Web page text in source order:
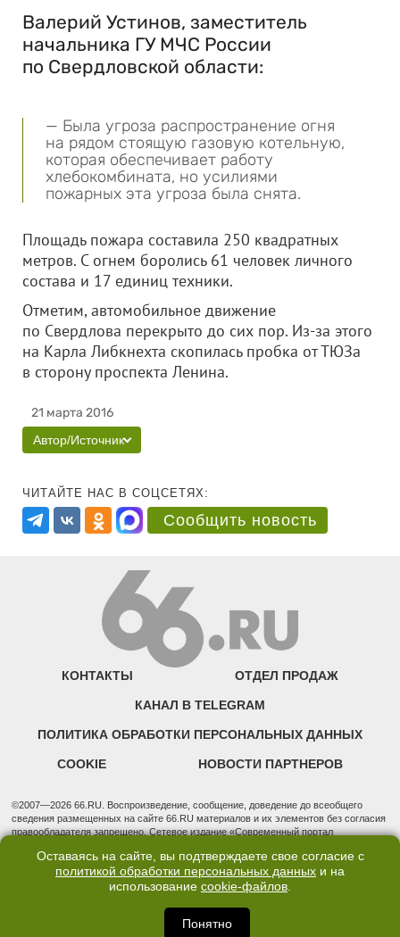
Валерий Устинов, заместитель
начальника ГУ МЧС России
по Свердловской области:
— Была угроза распространение огня
на рядом стоящую газовую котельную,
которая обеспечивает работу
хлебокомбината, но усилиями
пожарных эта угроза была снята.
Площадь пожара составила 250 квадратных
метров. С огнем боролись 61 человек личного
состава и 17 единиц техники.
Отметим, автомобильное движение
по Свердлова перекрыто до сих пор. Из-за этого
на Карла Либкнехта скопилась пробка от ТЮЗа
в сторону проспекта Ленина.
21 марта 2016
Автор/Источник
ЧИТАЙТЕ НАС В СОЦСЕТЯХ:
Сообщить новость
КОНТАКТЫ ОТДЕЛ ПРОДАЖ
КАНАЛ В TELEGRAM
ПОЛИТИКА ОБРАБОТКИ ПЕРСОНАЛЬНЫХ ДАННЫХ
COOKIE НОВОСТИ ПАРТНЕРОВ
©2007—2026 66.RU. Воспроизведение, сообщение, доведение до всеобщего
сведения размещенных на сайте 66.RU материалов и их элементов без согласия
правообладателя запрещено. Сетевое издание «Современный портал
надзору в сфере связи, информационных технологий и массовых коммуникаций
(Роскомнадзор). Регистрационный номер ЭЛ № ФС 77 - 76634 от 02.09.2019
Учредитель: Общество с ограниченной ответственностью "66.ру". Юридический
3, оф. 7015 Фактический адрес редакции и отдела продаж: 620014, Свердловская
обл., г. Екатеринбург, ул. Бориса Ельцина, д. 3, оф. 7015, +7 (343) 288-50-66
Оставаясь на сайте, вы подтверждаете свое согласие с
политикой обработки персональных данных и на
использование cookie-файлов.
Понятно